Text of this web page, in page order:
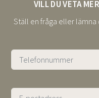
VILL DU VETA
Ställ en fråga eller